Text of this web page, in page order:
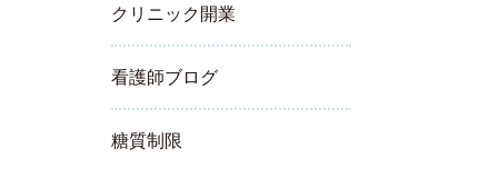
クリニック開業
看護師ブログ
糖質制限